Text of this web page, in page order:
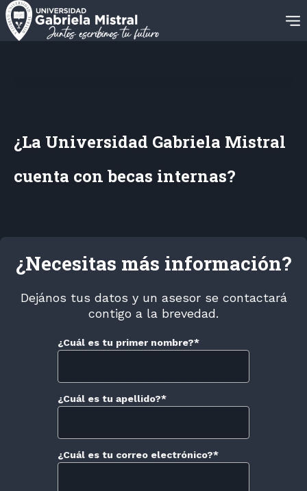
¿La Universidad Gabriela Mistral
cuenta con becas internas?
¿Necesitas más información?
Dejános tus datos y un asesor se contactará
contigo a la brevedad.
¿Cuál es tu primer nombre?*
¿Cuál es tu apellido?*
¿Cuál es tu correo electrónico?*